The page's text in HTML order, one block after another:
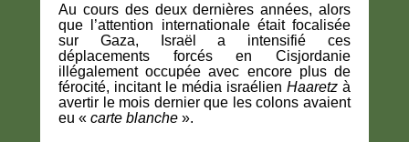
Au cours des deux dernières années, alors
que l’attention internationale était focalisée
sur Gaza, Israël a intensifié ces
déplacements forcés en Cisjordanie
illégalement occupée avec encore plus de
férocité, incitant le média israélien Haaretz à
avertir le mois dernier que les colons avaient
eu « carte blanche ».